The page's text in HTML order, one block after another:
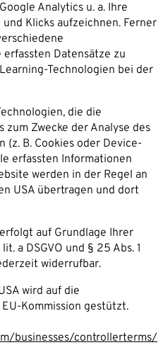
Analytics u. a. Ihre
Klicks aufzeichnen. Ferner
Datensätze zu
Technologien bei der
die die
zum Zwecke der Analyse des
B. Cookies oder Device-
erfassten Informationen
werden in der Regel an
USA übertragen und dort
auf Grundlage Ihrer
a DSGVO und § 25 Abs. 1
widerrufbar.
wird auf die
Kommission gestützt.
businesses/controllerterms/